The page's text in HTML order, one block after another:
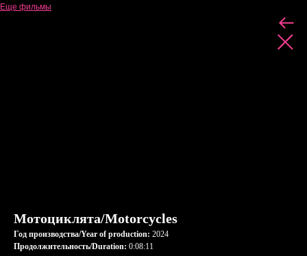
Еще фильмы
Мотоциклята/Motorсycles
Год производства/Year of production: 2024
Продолжительность/Duration: 0:08:11